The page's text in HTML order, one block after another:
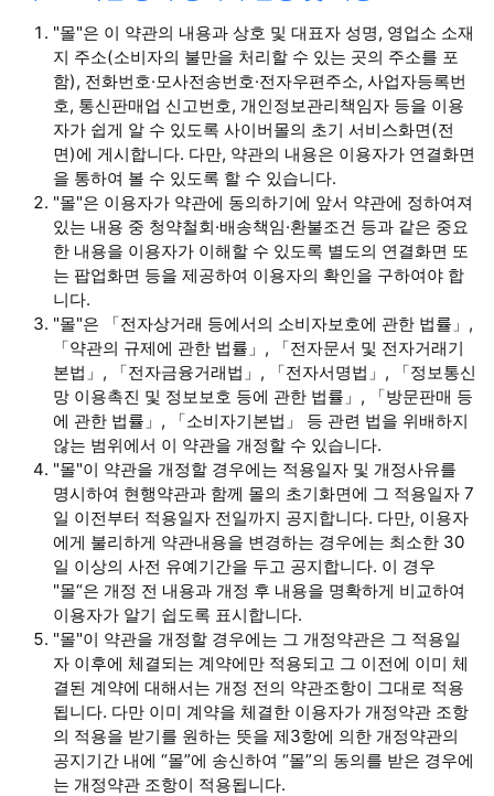
"몰"은 이 약관의 내용과 상호 및 대표자 성명, 영업소 소재
지 주소(소비자의 불만을 처리할 수 있는 곳의 주소를 포
함), 전화번호·모사전송번호·전자우편주소, 사업자등록번
호, 통신판매업 신고번호, 개인정보관리책임자 등을 이용
자가 쉽게 알 수 있도록 사이버몰의 초기 서비스화면(전
면)에 게시합니다. 다만, 약관의 내용은 이용자가 연결화면
을 통하여 볼 수 있도록 할 수 있습니다.
"몰"은 이용자가 약관에 동의하기에 앞서 약관에 정하여져
있는 내용 중 청약철회·배송책임·환불조건 등과 같은 중요
한 내용을 이용자가 이해할 수 있도록 별도의 연결화면 또
는 팝업화면 등을 제공하여 이용자의 확인을 구하여야 합
니다.
"몰"은 「전자상거래 등에서의 소비자보호에 관한 법률」,
「약관의 규제에 관한 법률」, 「전자문서 및 전자거래기
본법」, 「전자금융거래법」, 「전자서명법」, 「정보통신
망 이용촉진 및 정보보호 등에 관한 법률」, 「방문판매 등
에 관한 법률」, 「소비자기본법」 등 관련 법을 위배하지
않는 범위에서 이 약관을 개정할 수 있습니다.
"몰"이 약관을 개정할 경우에는 적용일자 및 개정사유를
명시하여 현행약관과 함께 몰의 초기화면에 그 적용일자 7
일 이전부터 적용일자 전일까지 공지합니다. 다만, 이용자
에게 불리하게 약관내용을 변경하는 경우에는 최소한 30
일 이상의 사전 유예기간을 두고 공지합니다. 이 경우
"몰“은 개정 전 내용과 개정 후 내용을 명확하게 비교하여
이용자가 알기 쉽도록 표시합니다.
"몰"이 약관을 개정할 경우에는 그 개정약관은 그 적용일
자 이후에 체결되는 계약에만 적용되고 그 이전에 이미 체
결된 계약에 대해서는 개정 전의 약관조항이 그대로 적용
됩니다. 다만 이미 계약을 체결한 이용자가 개정약관 조항
의 적용을 받기를 원하는 뜻을 제3항에 의한 개정약관의
공지기간 내에 “몰”에 송신하여 “몰”의 동의를 받은 경우에
는 개정약관 조항이 적용됩니다.